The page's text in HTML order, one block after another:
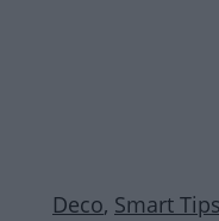
Deco, Smart Tips